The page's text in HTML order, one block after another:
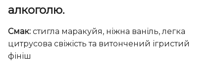
алкоголю.
Смак: стигла маракуйя, ніжна ваніль, легка
цитрусова свіжість та витончений ігристий
фініш